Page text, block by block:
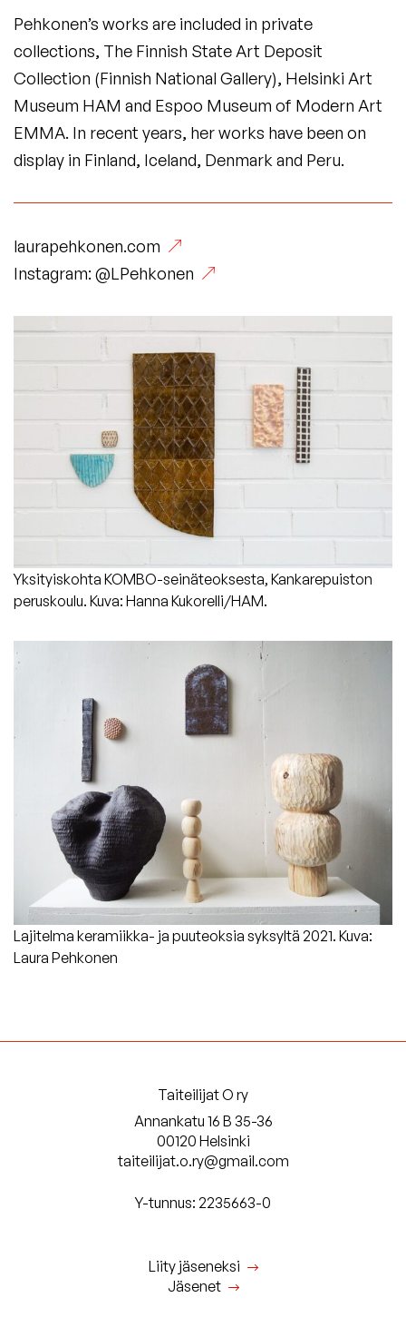
Pehkonen’s works are included in private
collections, The Finnish State Art Deposit
Collection (Finnish National Gallery), Helsinki Art
Museum HAM and Espoo Museum of Modern Art
EMMA. In recent years, her works have been on
display in Finland, Iceland, Denmark and Peru.
laurapehkonen.com (Vieraile
ulkoisella
Linkki
avautuu
uuteen
välilehteen.)
Instagram: @LPehkonen (Vieraile
sivustolla.
Linkki
avautuu
uuteen
välilehteen.)
Yksityiskohta KOMBO-seinäteoksesta, Kankarepuiston
peruskoulu. Kuva: Hanna Kukorelli/HAM.
Lajitelma keramiikka- ja puuteoksia syksyltä 2021. Kuva:
Laura Pehkonen
Taiteilijat O ry
Annankatu 16 B 35-36
00120 Helsinki
taiteilijat.o.ry@gmail.com
Y-tunnus: 2235663-0
Liity jäseneksi
Jäsenet